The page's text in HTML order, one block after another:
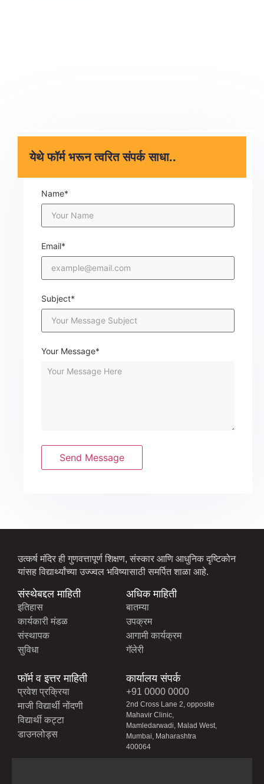
येथे फॉर्म भरून त्वरित संपर्क साधा..
Name*
Email*
Subject*
Your Message*
Send Message
उत्कर्ष मंदिर ही गुणवत्तापूर्ण शिक्षण, संस्कार आणि आधुनिक दृष्टिकोन
यांसह विद्यार्थ्यांच्या उज्ज्वल भविष्यासाठी समर्पित शाळा आहे.
संस्थेबद्दल माहिती
इतिहास
कार्यकारी मंडळ
संस्थापक
सुविधा
अधिक माहिती
बातम्या
उपक्रम
आगामी कार्यक्रम
गॅलेरी
फॉर्म व इत्तर माहिती
प्रवेश प्रक्रिया
माजी विद्यार्थी नोंदणी
विद्यार्थी कट्टा
डाउनलोड्स
कार्यालय संपर्क
+91 0000 0000
2nd Cross Lane 2, opposite
Mahavir Clinic,
Mamledarwadi, Malad West,
Mumbai, Maharashtra
400064